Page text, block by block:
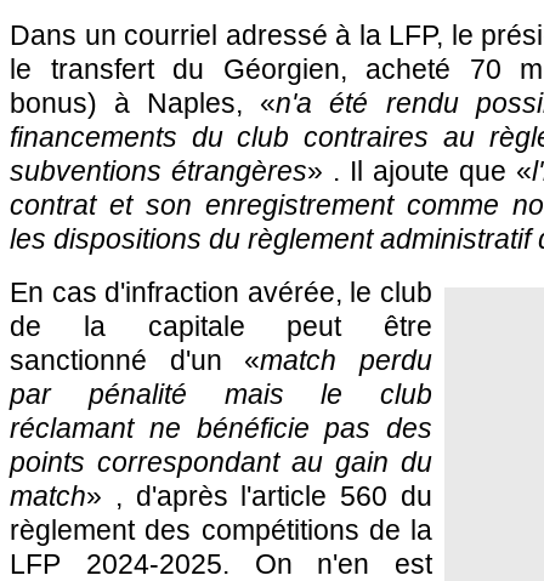
Dans un courriel adressé à la LFP, le
le transfert du Géorgien, acheté 70
bonus) à Naples, «n'a été rendu
financements du club contraires au
subventions étrangères» . Il ajoute que «
contrat et son enregistrement comme
les dispositions du règlement administratif
En cas d'infraction avérée, le club
de la capitale peut être
sanctionné d'un «match perdu
par pénalité mais le club
réclamant ne bénéficie pas des
points correspondant au gain du
match» , d'après l'article 560 du
règlement des compétitions de la
LFP 2024-2025. On n'en est